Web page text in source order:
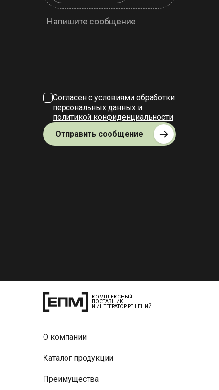
Напишите сообщение
Согласен с условиями обработки
персональных данных и
политикой конфиденциальности
Отправить сообщение
Преимущества
Каталог продукции
О компании
КОМПЛЕКСНЫЙ
ПОСТАВЩИК
И ИНТЕГРАТОР РЕШЕНИЙ